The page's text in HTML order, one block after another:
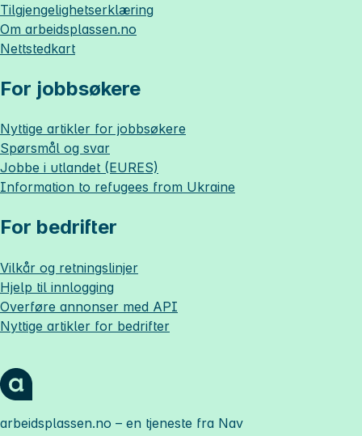
Tilgjengelighetserklæring
Om arbeidsplassen.no
Nettstedkart
For jobbsøkere
Nyttige artikler for jobbsøkere
Spørsmål og svar
Jobbe i utlandet (EURES)
Information to refugees from Ukraine
For bedrifter
Vilkår og retningslinjer
Hjelp til innlogging
Overføre annonser med API
Nyttige artikler for bedrifter
arbeidsplassen.no – en tjeneste fra Nav